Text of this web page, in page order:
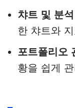
챠트 및 분
한 챠트와
포트폴리오
황을 쉽게